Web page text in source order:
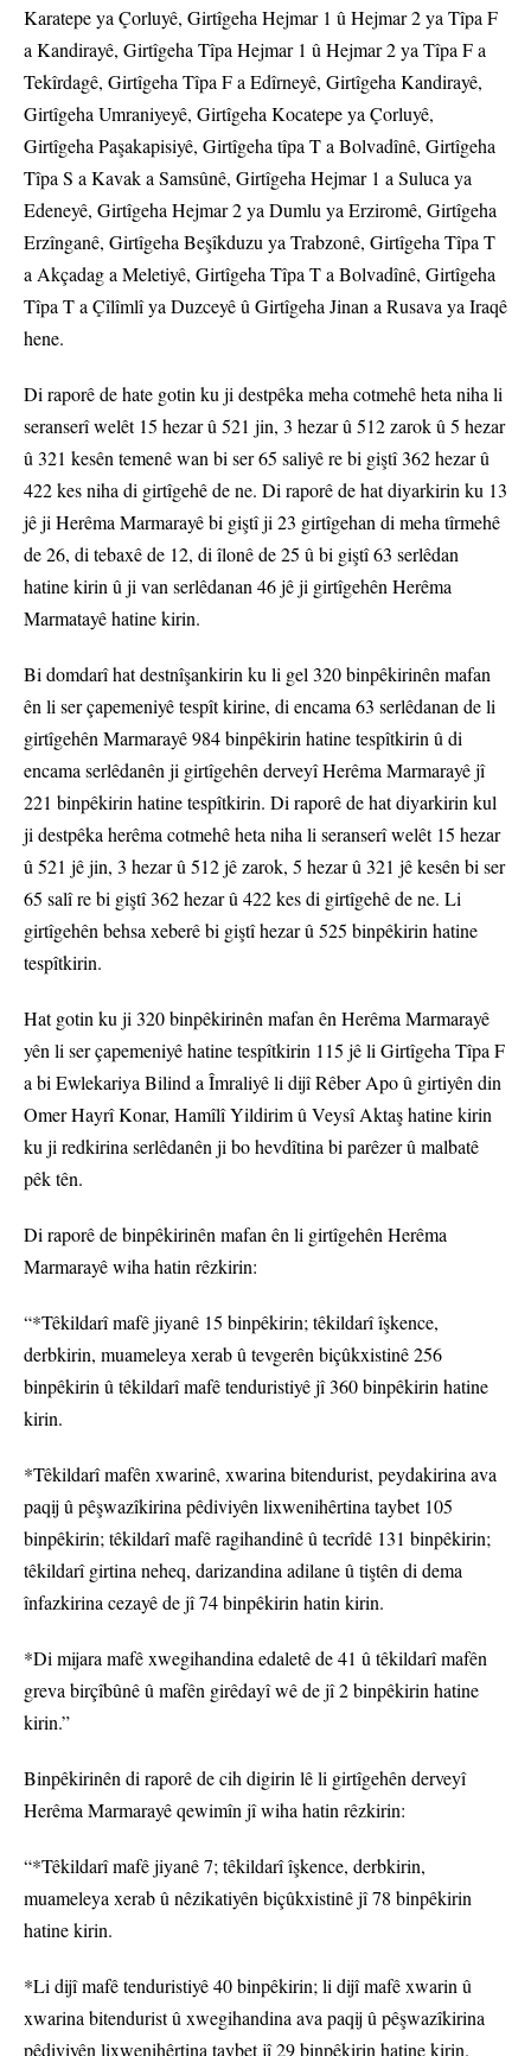
Karatepe ya Çorluyê, Girtîgeha Hejmar 1 û Hejmar 2 ya Tîpa F
a Kandirayê, Girtîgeha Tîpa Hejmar 1 û Hejmar 2 ya Tîpa F a
Tekîrdagê, Girtîgeha Tîpa F a Edîrneyê, Girtîgeha Kandirayê,
Girtîgeha Umraniyeyê, Girtîgeha Kocatepe ya Çorluyê,
Girtîgeha Paşakapisiyê, Girtîgeha tîpa T a Bolvadînê, Girtîgeha
Tîpa S a Kavak a Samsûnê, Girtîgeha Hejmar 1 a Suluca ya
Edeneyê, Girtîgeha Hejmar 2 ya Dumlu ya Erziromê, Girtîgeha
Erzînganê, Girtîgeha Beşîkduzu ya Trabzonê, Girtîgeha Tîpa T
a Akçadag a Meletiyê, Girtîgeha Tîpa T a Bolvadînê, Girtîgeha
Tîpa T a Çîlîmlî ya Duzceyê û Girtîgeha Jinan a Rusava ya Iraqê
hene.
Di raporê de hate gotin ku ji destpêka meha cotmehê heta niha li
seranserî welêt 15 hezar û 521 jin, 3 hezar û 512 zarok û 5 hezar
û 321 kesên temenê wan bi ser 65 saliyê re bi giştî 362 hezar û
422 kes niha di girtîgehê de ne. Di raporê de hat diyarkirin ku 13
jê ji Herêma Marmarayê bi giştî ji 23 girtîgehan di meha tîrmehê
de 26, di tebaxê de 12, di îlonê de 25 û bi giştî 63 serlêdan
hatine kirin û ji van serlêdanan 46 jê ji girtîgehên Herêma
Marmatayê hatine kirin.
Bi domdarî hat destnîşankirin ku li gel 320 binpêkirinên mafan
ên li ser çapemeniyê tespît kirine, di encama 63 serlêdanan de li
girtîgehên Marmarayê 984 binpêkirin hatine tespîtkirin û di
encama serlêdanên ji girtîgehên derveyî Herêma Marmarayê jî
221 binpêkirin hatine tespîtkirin. Di raporê de hat diyarkirin kul
ji destpêka herêma cotmehê heta niha li seranserî welêt 15 hezar
û 521 jê jin, 3 hezar û 512 jê zarok, 5 hezar û 321 jê kesên bi ser
65 salî re bi giştî 362 hezar û 422 kes di girtîgehê de ne. Li
girtîgehên behsa xeberê bi giştî hezar û 525 binpêkirin hatine
tespîtkirin.
Hat gotin ku ji 320 binpêkirinên mafan ên Herêma Marmarayê
yên li ser çapemeniyê hatine tespîtkirin 115 jê li Girtîgeha Tîpa F
a bi Ewlekariya Bilind a Îmraliyê li dijî Rêber Apo û girtiyên din
Omer Hayrî Konar, Hamîlî Yildirim û Veysî Aktaş hatine kirin
ku ji redkirina serlêdanên ji bo hevdîtina bi parêzer û malbatê
pêk tên.
Di raporê de binpêkirinên mafan ên li girtîgehên Herêma
Marmarayê wiha hatin rêzkirin:
“*Têkildarî mafê jiyanê 15 binpêkirin; têkildarî îşkence,
derbkirin, muameleya xerab û tevgerên biçûkxistinê 256
binpêkirin û têkildarî mafê tenduristiyê jî 360 binpêkirin hatine
kirin.
*Têkildarî mafên xwarinê, xwarina bitendurist, peydakirina ava
paqij û pêşwazîkirina pêdiviyên lixwenihêrtina taybet 105
binpêkirin; têkildarî mafê ragihandinê û tecrîdê 131 binpêkirin;
têkildarî girtina neheq, darizandina adilane û tiştên di dema
înfazkirina cezayê de jî 74 binpêkirin hatin kirin.
*Di mijara mafê xwegihandina edaletê de 41 û têkildarî mafên
greva birçîbûnê û mafên girêdayî wê de jî 2 binpêkirin hatine
kirin.”
Binpêkirinên di raporê de cih digirin lê li girtîgehên derveyî
Herêma Marmarayê qewimîn jî wiha hatin rêzkirin:
“*Têkildarî mafê jiyanê 7; têkildarî îşkence, derbkirin,
muameleya xerab û nêzikatiyên biçûkxistinê jî 78 binpêkirin
hatine kirin.
*Li dijî mafê tenduristiyê 40 binpêkirin; li dijî mafê xwarin û
xwarina bitendurist û xwegihandina ava paqij û pêşwazîkirina
pêdiviyên lixwenihêrtina taybet jî 29 binpêkirin hatine kirin.